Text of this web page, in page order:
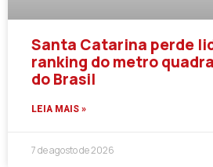
Santa Catarina perde
ranking do metro
do Brasil
LEIA MAIS »
7 de agosto de 2026